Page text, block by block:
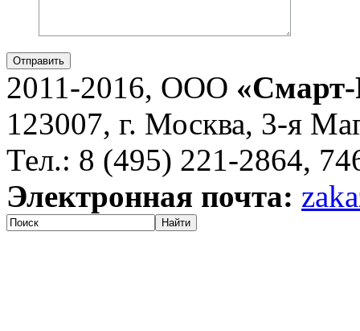
Отправить
2011-2016, ООО
123007, г. Москва, 3-я
Тел.: 8 (495) 221-2864,
Электронная почта:
Найти